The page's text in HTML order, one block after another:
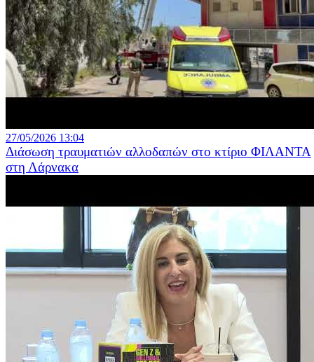
27/05/2026 13:04
Διάσωση τραυματιών αλλοδαπών στο κτίριο ΦΙΛΑΝΤΑ
στη Λάρνακα